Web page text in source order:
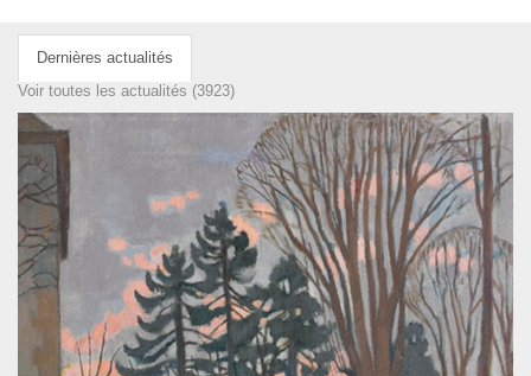
Dernières actualités
Voir toutes les actualités (3923)